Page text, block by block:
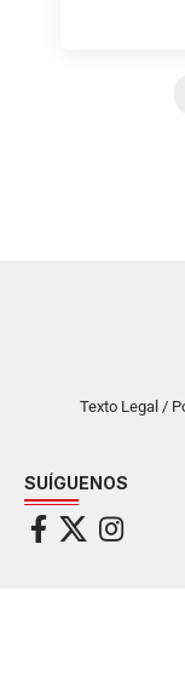
Texto Legal /
SUÍGUENOS